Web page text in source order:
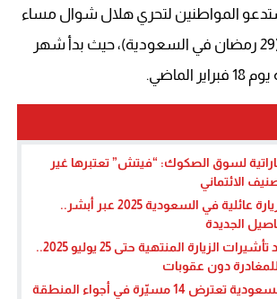
ستدعو المواطنين لتحري هلال شوال مساء
الأربعاء 18 مارس (29 رمضان في السعودية)، حيث بدأ شهر
لسوق الصكوك: “فيتش” تعتبرها غير
الائتماني
تقديم تأشيرة زيارة عائلية في السعودية 2025 عبر أبشر..
الجديدة
السعودية تمدد تأشيرات الزيارة المنتهية حتى 25 يوليو 2025..
دون عقوبات
عاجل: الدفاع السعودية تعترض 14 مسيّرة في أجواء المنطقة